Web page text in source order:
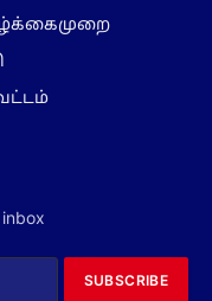
SUBSCRIBE